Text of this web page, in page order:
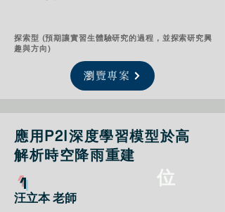
探索型 (預期讓實習生體驗研究的過程，並探索研究興
趣與方向)
瀏覽專案
應用P2I深度學習模型於高
解析時空降雨重建
1​ 位
汪立本 老師